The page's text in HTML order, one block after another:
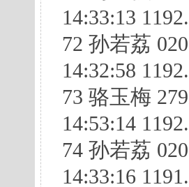
14:33:13
72 孙若荔
14:32:58
73 骆玉梅
14:53:14
74 孙若荔
14:33:16